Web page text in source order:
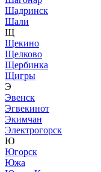
Шадринск
Шали
Щ
Щекино
Щелково
Щербинка
Щигры
Э
Эвенск
Эгвекинот
Экимчан
Электрогорск
Ю
Югорск
Южа